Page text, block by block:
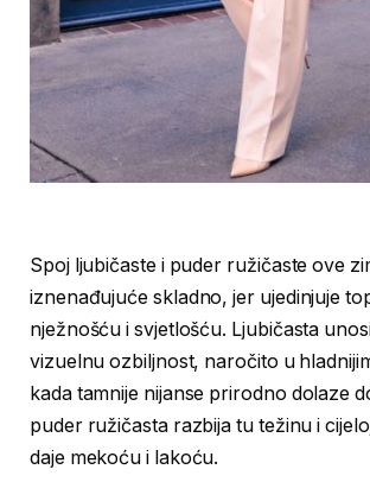
Spoj ljubičaste i puder ružičaste ove
iznenađujuće skladno, jer ujedinjuje
nježnošću i svjetlošću. Ljubičasta
vizuelnu ozbiljnost, naročito u
kada tamnije nijanse prirodno dolaze
puder ružičasta razbija tu težinu i
daje mekoću i lakoću.